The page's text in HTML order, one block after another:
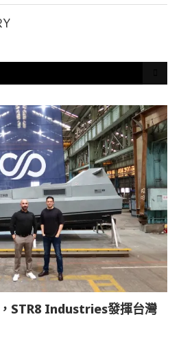
STR8 Industries發揮台灣